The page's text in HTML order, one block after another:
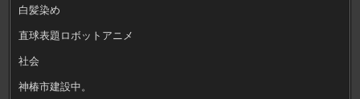
白髪染め
直球表題ロボットアニメ
社会
神椿市建設中。